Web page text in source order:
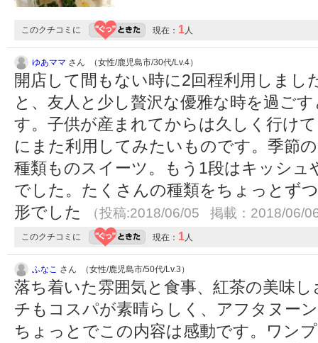
このクチコミに 現在： 1人
ゆあママ さん （女性/鹿児島市/30代/Lv.4）
開店して間もない時に2回程利用しまし
と、友人と少し贅沢な優雅な時を過ご
す。子供が産まれてからは久しく行け
にまた利用してみたいものです。季節
種類ものスイーツ。もう1段はキッシ
でした。たくさんの種類をちょっとず
形でした
（投稿:2018/06/05 掲載：2018/06/
このクチコミに 現在： 1人
ふなこ さん （女性/鹿児島市/50代/Lv.3）
落ち着いた雰囲気と食事、紅茶の美味
チもコスパが素晴らしく、アフタヌー
ちょっとでこの内容は感動です。ワン